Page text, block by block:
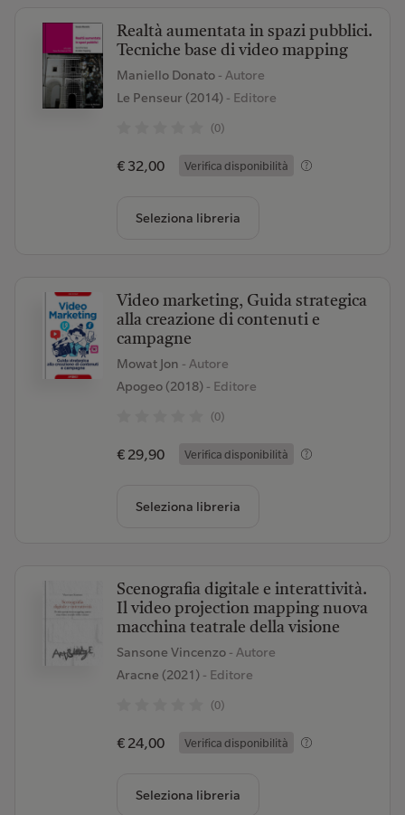
Realtà aumentata in spazi pubblici.
Tecniche base di video mapping
Maniello Donato - Autore
Le Penseur (2014)- Editore
(0)
€ 32,00 Verifica disponibilità
Seleziona libreria
Video marketing, Guida strategica
alla creazione di contenuti e
campagne
Mowat Jon - Autore
Apogeo (2018)- Editore
(0)
€ 29,90 Verifica disponibilità
Seleziona libreria
Scenografia digitale e interattività.
Il video projection mapping nuova
macchina teatrale della visione
Sansone Vincenzo - Autore
Aracne (2021)- Editore
(0)
€ 24,00 Verifica disponibilità
Seleziona libreria